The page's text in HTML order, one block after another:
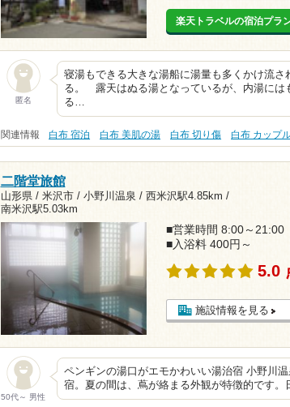
楽天トラベルの宿泊プラ
匿名
寝湯もできる大きな湯船に湯量も多くかけ流
る。 露天はぬる湯となっているが、内湯には
る…
関連情報 白布 宿泊 白布 美肌の湯 白布 切り傷 白布 カップ
二階堂旅館
山形県 / 米沢市 / 小野川温泉 / 西米沢駅4.85km /
南米沢駅5.03km
■営業時間 8:00～21:00
■入浴料 400円～
5.0
施設情報を見る
50代～ 男性
ペンギンの湯口がエモかわいい湯治宿 小野川
宿。夏の間は、蔦が絡まる外観が特徴的です